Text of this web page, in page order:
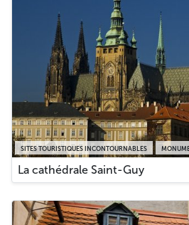
SITES TOURISTIQUES INCONTOURNABLES
La cathédrale Saint-Guy